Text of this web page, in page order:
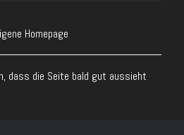
Homepage
dass die Seite bald gut aussieht